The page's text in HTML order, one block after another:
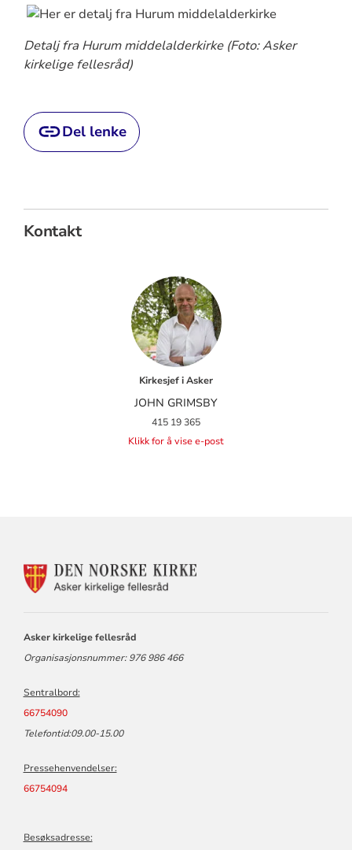
Detalj fra Hurum middelalderkirke (Foto: Asker
kirkelige fellesråd)
Del lenke
Kontakt
Kirkesjef i Asker
JOHN GRIMSBY
415 19 365
Klikk for å vise e-post
KONTAKTINFORMASJON
Asker kirkelige fellesråd
Organisasjonsnummer: 976 986 466
Sentralbord:
66754090
Telefontid:09.00-15.00
Pressehenvendelser:
66754094
Besøksadresse: